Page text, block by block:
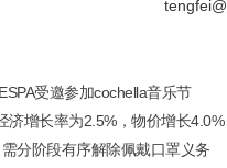
受邀参加cochella音乐节
增长率为2.5%，物价增长4.0%
分阶段有序解除佩戴口罩义务